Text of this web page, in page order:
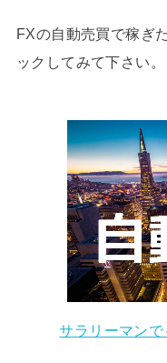
FXの自動売買で稼ぎ
ックしてみて下さい。
サラリーマン